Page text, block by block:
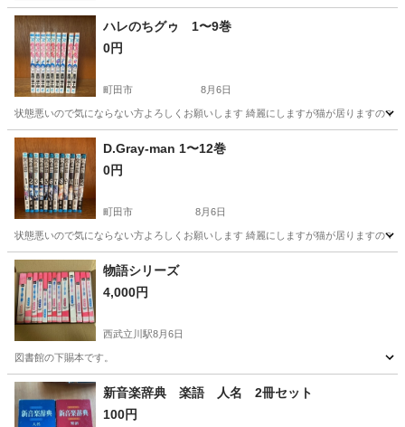
ハレのちグゥ 1〜9巻
0円
町田市 8月6日
状態悪いので気にならない方よろしくお願いします 綺麗にしますが猫が居りますの
東京 町田市 マンガ、コミック、アニメ
D.Gray-man 1〜12巻
0円
町田市 8月6日
状態悪いので気にならない方よろしくお願いします 綺麗にしますが猫が居りますの
東京 町田市 マンガ、コミック、アニメ
物語シリーズ
4,000円
西武立川駅8月6日
図書館の下賜本です。
東京 立川市 西武立川駅 文芸
新音楽辞典 楽語 人名 2冊セット
100円